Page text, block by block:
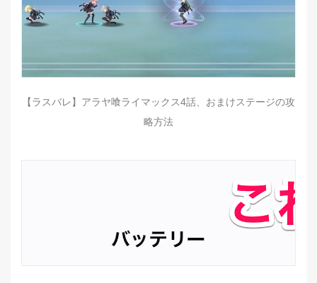
【ラスバレ】アラヤ喰ライマックス4話、おまけステージの攻
略方法